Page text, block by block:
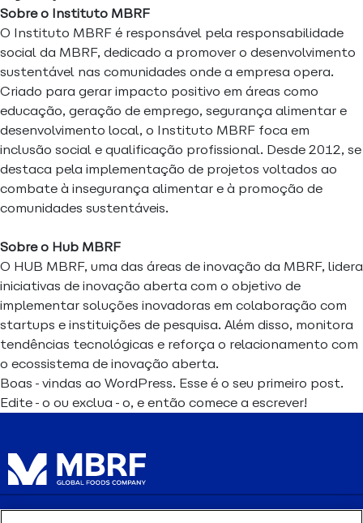
Sobre o Instituto MBRF
O Instituto MBRF é responsável pela responsabilidade
social da MBRF, dedicado a promover o desenvolvimento
sustentável nas comunidades onde a empresa opera.
Criado para gerar impacto positivo em áreas como
educação, geração de emprego, segurança alimentar e
desenvolvimento local, o Instituto MBRF foca em
inclusão social e qualificação profissional. Desde 2012, se
destaca pela implementação de projetos voltados ao
combate à insegurança alimentar e à promoção de
comunidades sustentáveis.
Sobre o Hub MBRF
O HUB MBRF, uma das áreas de inovação da MBRF, lidera
iniciativas de inovação aberta com o objetivo de
implementar soluções inovadoras em colaboração com
startups e instituições de pesquisa. Além disso, monitora
tendências tecnológicas e reforça o relacionamento com
o ecossistema de inovação aberta.
Boas-vindas ao WordPress. Esse é o seu primeiro post.
Edite-o ou exclua-o, e então comece a escrever!